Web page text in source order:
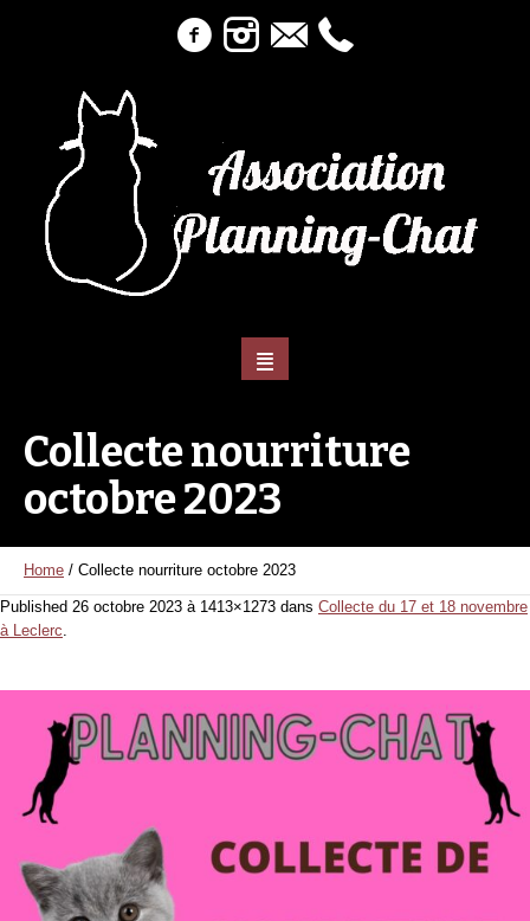
Collecte nourriture
octobre 2023
Home / Collecte nourriture octobre 2023
Published 26 octobre 2023 à 1413×1273 dans Collecte du 17 et 18 novembre
à Leclerc.